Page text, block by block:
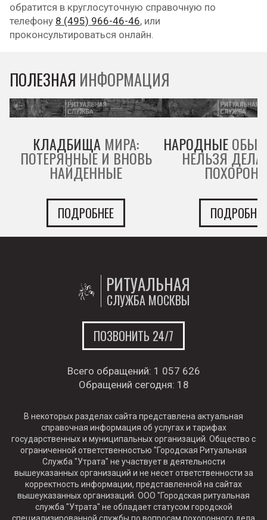
обратится в круглосуточную справочную по
телефону 8 (495) 966-46-46, или
проконсультироваться онлайн.
ПОЛЕЗНАЯ ИНФОРМАЦИЯ
КЛАДБИЩА МИРА:
ПОТЕРЯННЫЕ И ВНОВЬ
НАЙДЕННЫЕ
ПОДРОБНЕЕ
НАРОДНЫЕ
НЕЛЬЗЯ
ПОДРОБНЕЕ
РИТУАЛЬНАЯ
СЛУЖБА МОСКВЫ
ПОЗВОНИТЬ 24/7
Всего обращений: 1 057 626
Обращений сегодня: 18
В некоторых разделах сайта представлена актуальная
справочная информация об услугах и тарифах
государственных и муниципальных организаций. Общество с
ограниченной ответственностью "Городская Ритуальная
Служба "Утрата" не участвует в деятельности
вышеуказанных организаций и не несет ответственности за
корректность информации, представленной на сайтах
вышеуказанных организаций. ООО "Городская ритуальная
служба "Утрата" не обладает статусом городской